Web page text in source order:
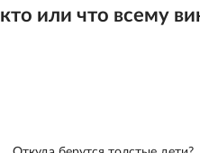
или что всему